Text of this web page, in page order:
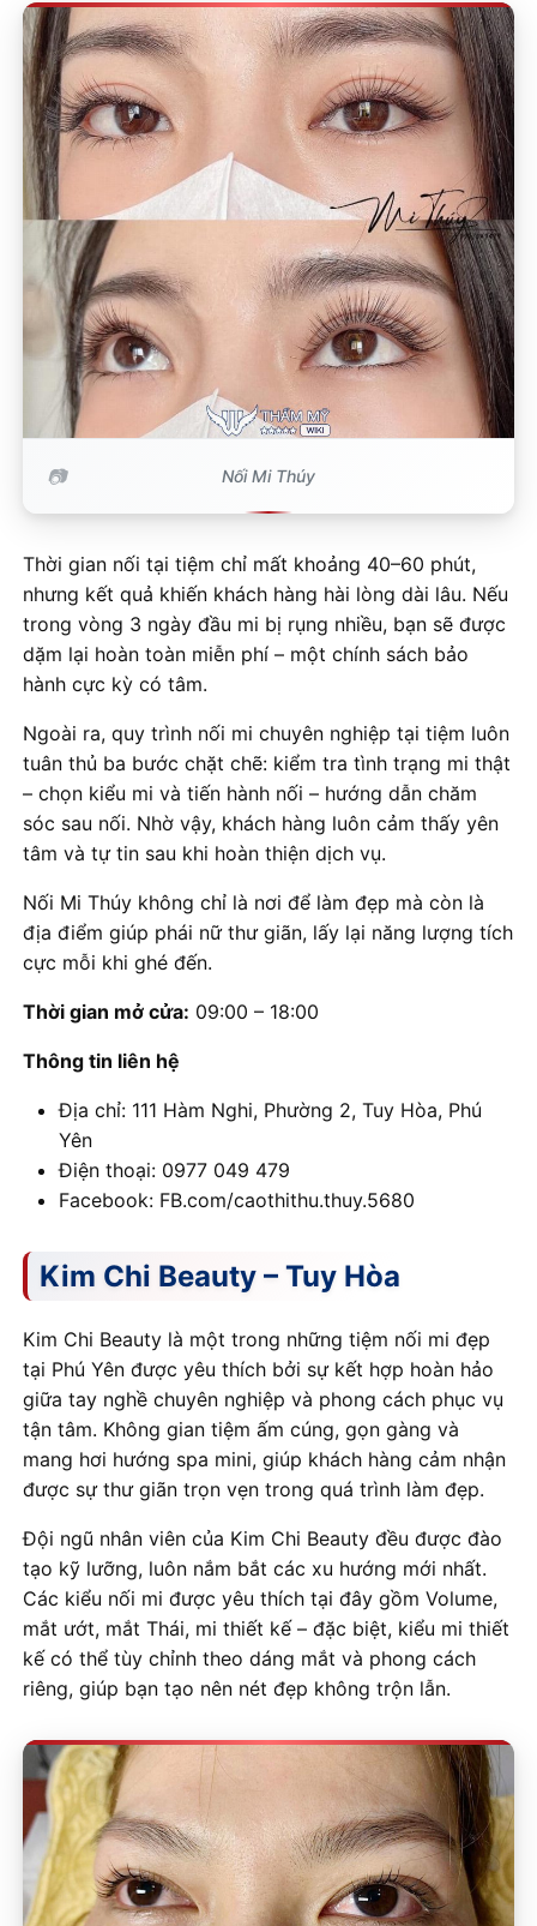
Nối Mi Thúy
Thời gian nối tại tiệm chỉ mất khoảng 40–60 phút,
nhưng kết quả khiến khách hàng hài lòng dài lâu. Nếu
trong vòng 3 ngày đầu mi bị rụng nhiều, bạn sẽ được
dặm lại hoàn toàn miễn phí – một chính sách bảo
hành cực kỳ có tâm.
Ngoài ra, quy trình nối mi chuyên nghiệp tại tiệm luôn
tuân thủ ba bước chặt chẽ: kiểm tra tình trạng mi thật
– chọn kiểu mi và tiến hành nối – hướng dẫn chăm
sóc sau nối. Nhờ vậy, khách hàng luôn cảm thấy yên
tâm và tự tin sau khi hoàn thiện dịch vụ.
Nối Mi Thúy không chỉ là nơi để làm đẹp mà còn là
địa điểm giúp phái nữ thư giãn, lấy lại năng lượng tích
cực mỗi khi ghé đến.
Thời gian mở cửa: 09:00 – 18:00
Thông tin liên hệ
Địa chỉ: 111 Hàm Nghi, Phường 2, Tuy Hòa, Phú
Yên
Điện thoại: 0977 049 479
Facebook: FB.com/caothithu.thuy.5680
Kim Chi Beauty – Tuy Hòa
Kim Chi Beauty là một trong những tiệm nối mi đẹp
tại Phú Yên được yêu thích bởi sự kết hợp hoàn hảo
giữa tay nghề chuyên nghiệp và phong cách phục vụ
tận tâm. Không gian tiệm ấm cúng, gọn gàng và
mang hơi hướng spa mini, giúp khách hàng cảm nhận
được sự thư giãn trọn vẹn trong quá trình làm đẹp.
Đội ngũ nhân viên của Kim Chi Beauty đều được đào
tạo kỹ lưỡng, luôn nắm bắt các xu hướng mới nhất.
Các kiểu nối mi được yêu thích tại đây gồm Volume,
mắt ướt, mắt Thái, mi thiết kế – đặc biệt, kiểu mi thiết
kế có thể tùy chỉnh theo dáng mắt và phong cách
riêng, giúp bạn tạo nên nét đẹp không trộn lẫn.